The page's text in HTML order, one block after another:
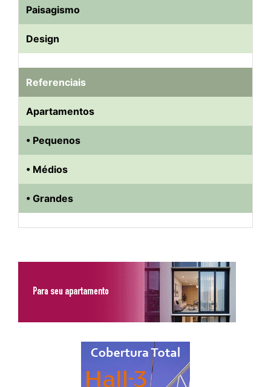
Paisagismo
Design
Referenciais
Apartamentos
• Pequenos
• Médios
• Grandes